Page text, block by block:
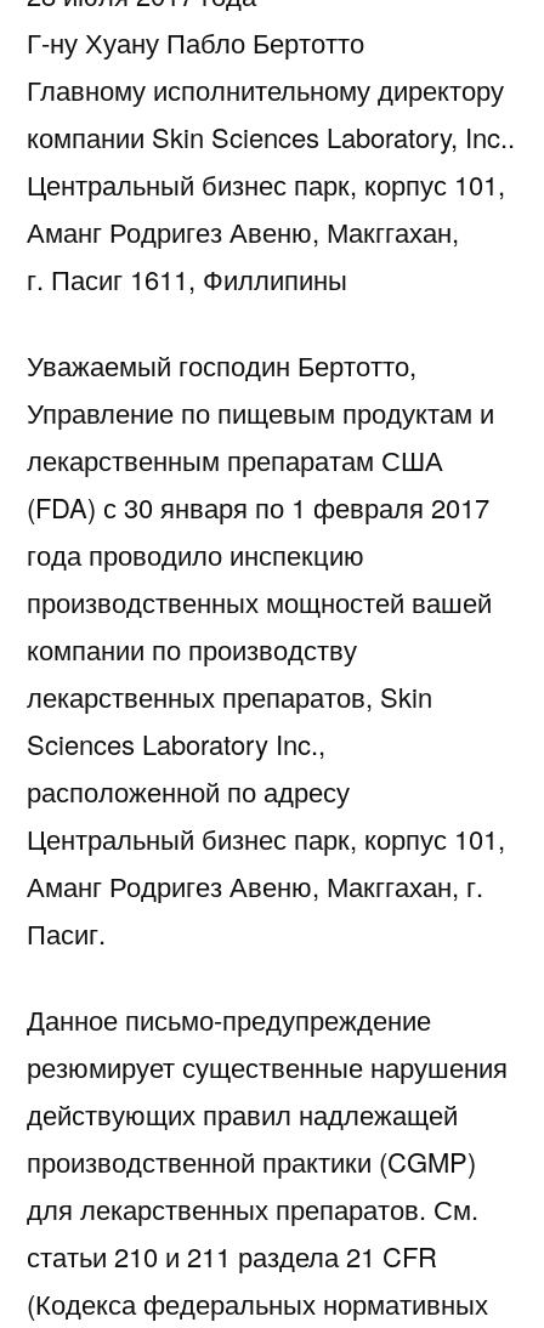
Г-ну Хуану Пабло Бертотто
Главному исполнительному директору
компании Skin Sciences Laboratory, Inc..
Центральный бизнес парк, корпус 101,
Аманг Родригез Авеню, Макггахан,
г. Пасиг 1611, Филлипины
Уважаемый господин Бертотто,
Управление по пищевым продуктам и
лекарственным препаратам США
(FDA) с 30 января по 1 февраля 2017
года проводило инспекцию
производственных мощностей вашей
компании по производству
лекарственных препаратов, Skin
Sciences Laboratory Inc.,
расположенной по адресу
Центральный бизнес парк, корпус 101,
Аманг Родригез Авеню, Макггахан, г.
Пасиг.
Данное письмо-предупреждение
резюмирует существенные нарушения
действующих правил надлежащей
производственной практики (CGMP)
для лекарственных препаратов. См.
статьи 210 и 211 раздела 21 CFR
(Кодекса федеральных нормативных